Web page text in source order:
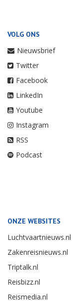
VOLG ONS
Nieuwsbrief
Twitter
Facebook
LinkedIn
Youtube
Instagram
RSS
Podcast
ONZE WEBSITES
Luchtvaartnieuws.nl
Zakenreisnieuws.nl
Triptalk.nl
Reisbizz.nl
Reismedia.nl